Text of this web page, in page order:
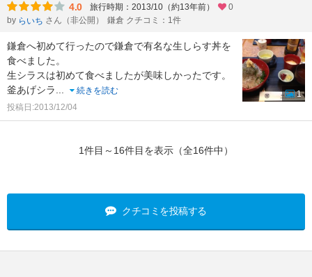
4.0 旅行時期：2013/10（約13年前）
0
by らいち さん（非公開） 鎌倉 クチコミ：1件
鎌倉へ初めて行ったので鎌倉で有名な生しらす丼を
食べました。
生シラスは初めて食べましたが美味しかったです。
釜あげシラ...
続きを読む
投稿日:2013/12/04
1
1件目～16件目を表示（全16件中）
クチコミを投稿する